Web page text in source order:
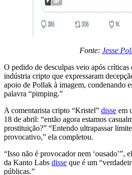
Fonte: Jesse
O pedido de desculpas veio após críticas
indústria cripto que expressaram
apoio de Pollak à imagem, condenando
palavra “pimping.”
A comentarista cripto “Kristel” disse em
18 de abril: “então agora estamos
prostituição?” “Entendo ultrapassar
provocativo,” ela completou.
“Isso não é provocador nem ‘ousado’”,
da Kanto Labs disse que é um
públicas.”